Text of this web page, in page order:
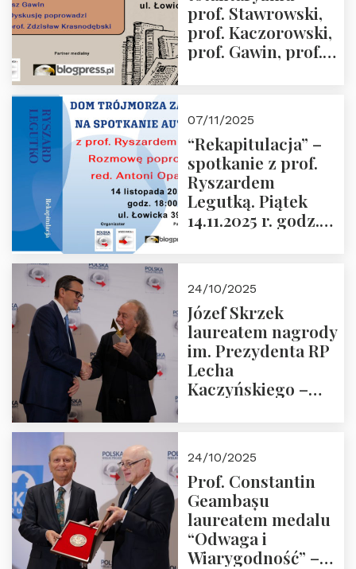
godz. 18:00.
prof. Stawrowski,
prof. Kaczorowski,
prof. Gawin, prof.
07/11/2025
“Rekapitulacja” –
spotkanie z prof.
Ryszardem
Legutką. Piątek
14.11.2025 r. godz.
24/10/2025
Józef Skrzek
laureatem nagrody
im. Prezydenta RP
Lecha
Kaczyńskiego –
24/10/2025
Prof. Constantin
Geambașu
laureatem medalu
“Odwaga i
Wiarygodność” –